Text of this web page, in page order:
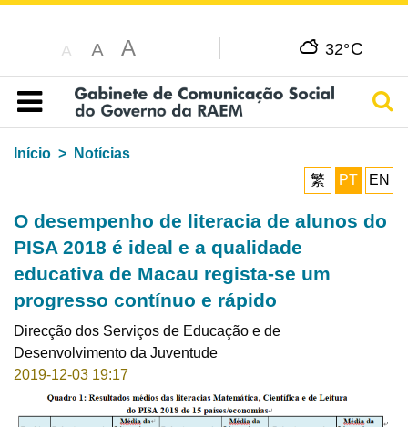
A A A 32°C
Índice
Início
Notícias
繁
PT EN
O desempenho de literacia de alunos do
PISA 2018 é ideal e a qualidade
educativa de Macau regista-se um
progresso contínuo e rápido
Direcção dos Serviços de Educação e de
Desenvolvimento da Juventude
2019-12-03 19:17